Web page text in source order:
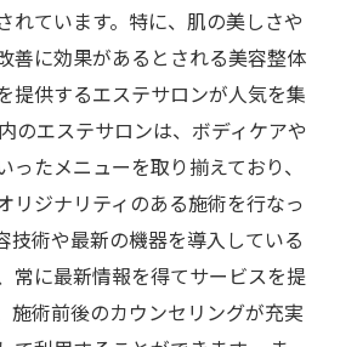
れています。特に、肌の美しさや
善に効果があるとされる美容整体
提供するエステサロンが人気を集
のエステサロンは、ボディケアや
ったメニューを取り揃えており、
リジナリティのある施術を行なっ
技術や最新の機器を導入している
常に最新情報を得てサービスを提
施術前後のカウンセリングが充実